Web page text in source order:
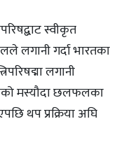
स्वीकृत
लगानी गर्दा भारतका
लगानी
मस्यौदा छलफलका
थप प्रक्रिया अघि